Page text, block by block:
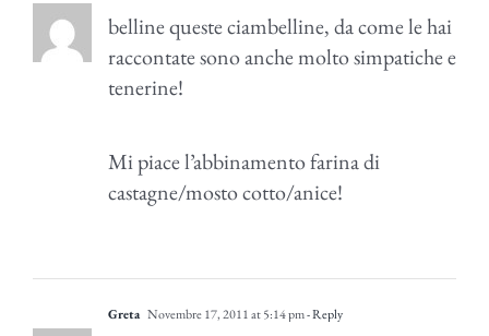
belline queste ciambelline, da come le hai
raccontate sono anche molto simpatiche e
tenerine!
Mi piace l’abbinamento farina di
castagne/mosto cotto/anice!
Greta Novembre 17, 2011 at 5:14 pm- Reply